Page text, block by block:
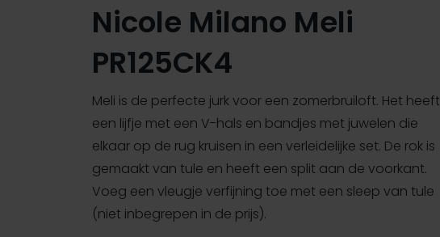
Nicole Milano Meli
PR125CK4
Meli is de perfecte jurk voor een zomerbruiloft. Het heeft
een lijfje met een V-hals en bandjes met juwelen die
elkaar op de rug kruisen in een verleidelijke set. De rok is
gemaakt van tule en heeft een split aan de voorkant.
Voeg een vleugje verfijning toe met een sleep van tule
(niet inbegrepen in de prijs).